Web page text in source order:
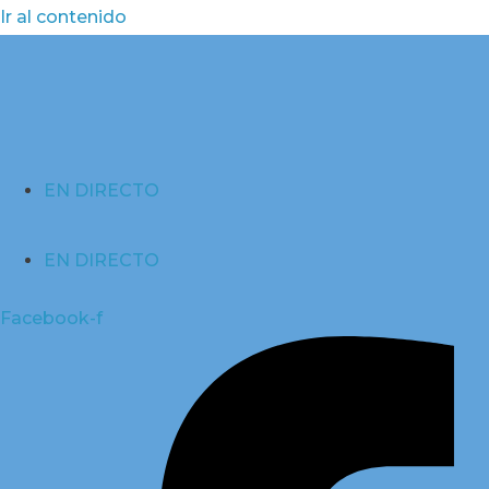
Ir al contenido
EN DIRECTO
EN DIRECTO
Facebook-f